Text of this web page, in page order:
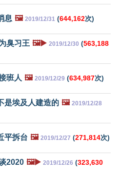
息 🖼️ 2019/12/31 (644,162次)
臭习王 🖼️▶️ 2019/12/30 (563,188
班人 🖼️ 2019/12/29 (634,987次)
是埃及人建造的 🖼️ 2019/12/28
平拆台 🖼️ 2019/12/27 (271,814次)
2020 🖼️▶️ 2019/12/26 (323,630